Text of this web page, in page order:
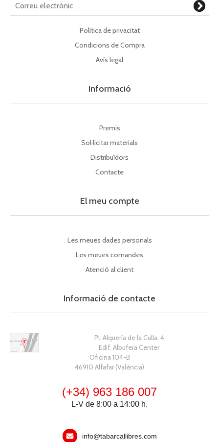
Política de privacitat
Condicions de Compra
Avís legal
Informació
Premis
Sol·licitar materials
Distribuïdors
Contacte
El meu compte
Les meues dades personals
Les meues comandes
Atenció al client
Informació de contacte
Pl. Alquería de la Culla, 4
Edif. Albufera Center
Oficina 104-B
46910 Alfafar (València)
(+34) 963 186 007
L-V de 8:00 a 14:00 h.
info@tabarcallibres.com